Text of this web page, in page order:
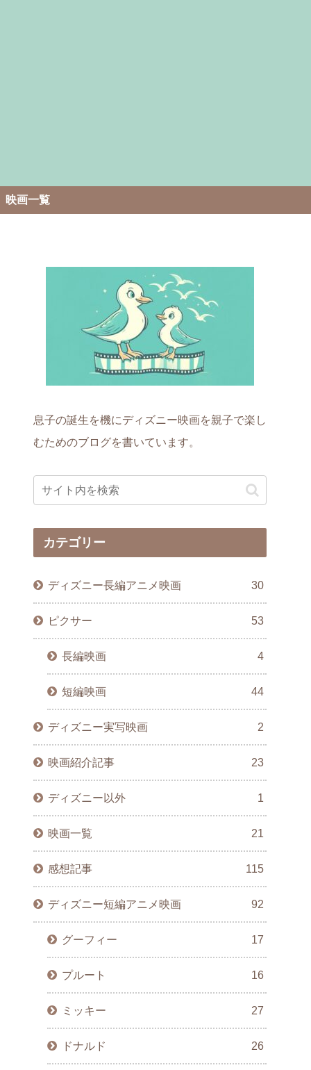
映画一覧
息子の誕生を機にディズニー映画を親子で楽し
むためのブログを書いています。
カテゴリー
ディズニー長編アニメ映画 30
ピクサー 53
長編映画 4
短編映画 44
ディズニー実写映画 2
映画紹介記事 23
ディズニー以外 1
映画一覧 21
感想記事 115
ディズニー短編アニメ映画 92
グーフィー 17
プルート 16
ミッキー 27
ドナルド 26